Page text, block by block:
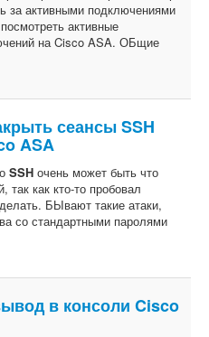
за активными подключениями
активные
на Cisco ASA. ОБщие
сеансы SSH
ASA
SSH очень может быть что
как кто-то пробовал
БЫвают такие атаки,
со стандартными паролями
в консоли Cisco